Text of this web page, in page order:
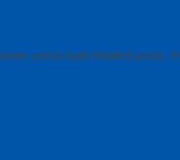
servic kami Related posts: